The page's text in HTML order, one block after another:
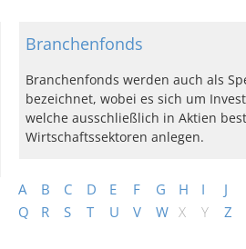
A B C D E F G H I J
Q
R S T U V W X Y Z
Branchenfonds
Branchenfonds werden auch als
bezeichnet, wobei es sich um
welche ausschließlich in Aktien
Wirtschaftssektoren anlegen.